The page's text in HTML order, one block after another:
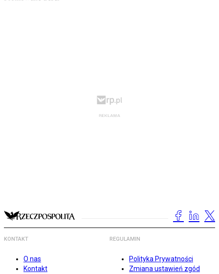
KONTAKT
O nas
Kontakt
REGULAMIN
Polityka Prywatności
Zmiana ustawień zgód